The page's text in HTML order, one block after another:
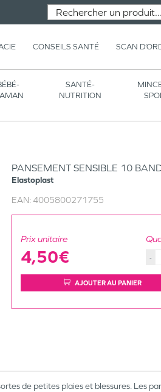
CONSEILS SANTÉ SCAN
SANTÉ-
NUTRITION
PANSEMENT SENSIBLE 10
Elastoplast
EAN: 4005800271755
Prix unitaire
4,50€ -
AJOUTER AU PANIER
de petites plaies et blessures. Les